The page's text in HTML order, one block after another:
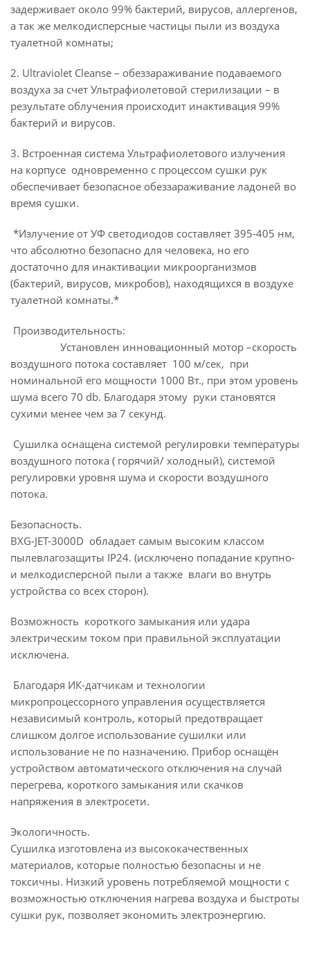
задерживает около 99% бактерий, вирусов, аллергенов,
а так же мелкодисперсные частицы пыли из воздуха
туалетной комнаты;
2. Ultraviolet Cleanse – обеззараживание подаваемого
воздуха за счет Ультрафиолетовой стерилизации – в
результате облучения происходит инактивация 99%
бактерий и вирусов.
3. Встроенная система Ультрафиолетового излучения
на корпусе одновременно с процессом сушки рук
обеспечивает безопасное обеззараживание ладоней во
время сушки.
*Излучение от УФ светодиодов составляет 395-405 нм,
что абсолютно безопасно для человека, но его
достаточно для инактивации микроорганизмов
(бактерий, вирусов, микробов), находящихся в воздухе
туалетной комнаты.*
Установлен инновационный мотор –скорость
воздушного потока составляет 100 м/сек, при
номинальной его мощности 1000 Вт., при этом уровень
шума всего 70 db. Благодаря этому руки становятся
сухими менее чем за 7 секунд.
Сушилка оснащена системой регулировки температуры
воздушного потока ( горячий/ холодный), системой
регулировки уровня шума и скорости воздушного
потока.
Безопасность.
BXG-JET-3000D обладает самым высоким классом
пылевлагозащиты IP24. (исключено попадание крупно-
и мелкодисперсной пыли а также влаги во внутрь
устройства со всех сторон).
Возможность короткого замыкания или удара
электрическим током при правильной эксплуатации
исключена.
Благодаря ИК-датчикам и технологии
микропроцессорного управления осуществляется
независимый контроль, который предотвращает
слишком долгое использование сушилки или
использование не по назначению. Прибор оснащён
устройством автоматического отключения на случай
перегрева, короткого замыкания или скачков
напряжения в электросети.
Экологичность.
Сушилка изготовлена из высококачественных
материалов, которые полностью безопасны и не
токсичны. Низкий уровень потребляемой мощности с
возможностью отключения нагрева воздуха и быстроты
сушки рук, позволяет экономить электроэнергию.